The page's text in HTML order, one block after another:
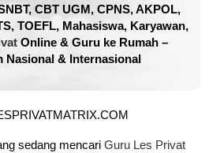
CBT UGM, CPNS, AKPOL,
TOEFL, Mahasiswa, Karyawan,
Online & Guru ke Rumah –
Nasional & Internasional
sedang mencari Guru Les Privat